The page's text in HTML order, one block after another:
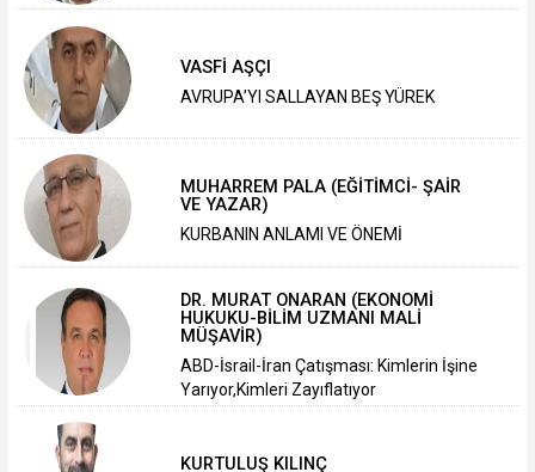
VASFİ AŞÇI
AVRUPA’YI SALLAYAN BEŞ YÜREK
MUHARREM PALA (EĞİTİMCİ- ŞAİR
VE YAZAR)
KURBANIN ANLAMI VE ÖNEMİ
DR. MURAT ONARAN (EKONOMİ
HUKUKU-BİLİM UZMANI MALİ
MÜŞAVİR)
ABD-İsrail-İran Çatışması: Kimlerin İşine
Yarıyor,Kimleri Zayıflatıyor
KURTULUŞ KILINÇ